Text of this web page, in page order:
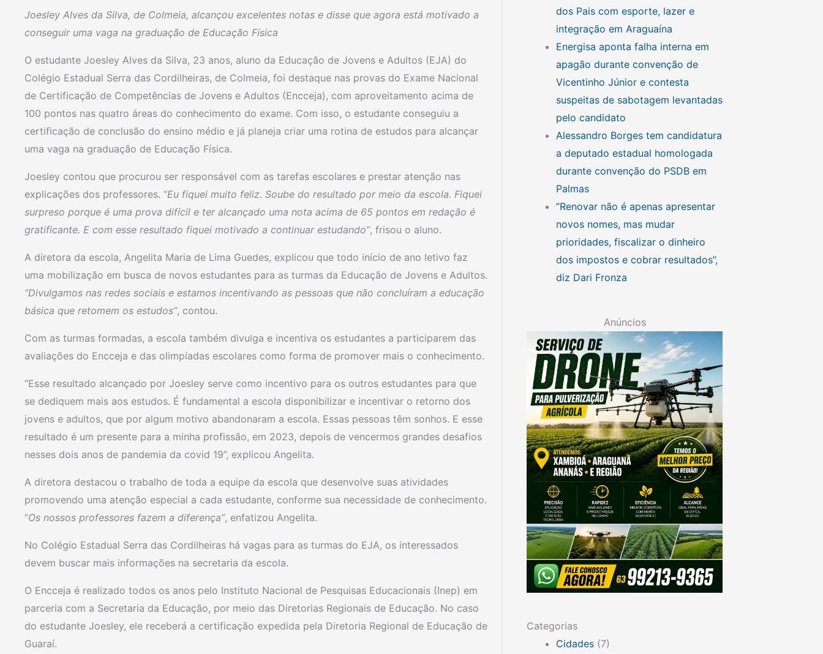
Joesley Alves da Silva, de Colmeia, alcançou excelentes notas e disse que agora está motivado a
conseguir uma vaga na graduação de Educação Física
O estudante Joesley Alves da Silva, 23 anos, aluno da Educação de Jovens e Adultos (EJA) do
Colégio Estadual Serra das Cordilheiras, de Colmeia, foi destaque nas provas do Exame Nacional
de Certificação de Competências de Jovens e Adultos (Encceja), com aproveitamento acima de
100 pontos nas quatro áreas do conhecimento do exame. Com isso, o estudante conseguiu a
certificação de conclusão do ensino médio e já planeja criar uma rotina de estudos para alcançar
uma vaga na graduação de Educação Física.
Joesley contou que procurou ser responsável com as tarefas escolares e prestar atenção nas
explicações dos professores. “Eu fiquei muito feliz. Soube do resultado por meio da escola. Fiquei
surpreso porque é uma prova difícil e ter alcançado uma nota acima de 65 pontos em redação é
gratificante. E com esse resultado fiquei motivado a continuar estudando”, frisou o aluno.
A diretora da escola, Angelita Maria de Lima Guedes, explicou que todo início de ano letivo faz
uma mobilização em busca de novos estudantes para as turmas da Educação de Jovens e Adultos.
“Divulgamos nas redes sociais e estamos incentivando as pessoas que não concluíram a educação
básica que retomem os estudos”, contou.
Com as turmas formadas, a escola também divulga e incentiva os estudantes a participarem das
avaliações do Encceja e das olimpíadas escolares como forma de promover mais o conhecimento.
“Esse resultado alcançado por Joesley serve como incentivo para os outros estudantes para que
se dediquem mais aos estudos. É fundamental a escola disponibilizar e incentivar o retorno dos
jovens e adultos, que por algum motivo abandonaram a escola. Essas pessoas têm sonhos. E esse
resultado é um presente para a minha profissão, em 2023, depois de vencermos grandes desafios
nesses dois anos de pandemia da covid 19”, explicou Angelita.
A diretora destacou o trabalho de toda a equipe da escola que desenvolve suas atividades
promovendo uma atenção especial a cada estudante, conforme sua necessidade de conhecimento.
“Os nossos professores fazem a diferença”, enfatizou Angelita.
No Colégio Estadual Serra das Cordilheiras há vagas para as turmas do EJA, os interessados
devem buscar mais informações na secretaria da escola.
O Encceja é realizado todos os anos pelo Instituto Nacional de Pesquisas Educacionais (Inep) em
parceria com a Secretaria da Educação, por meio das Diretorias Regionais de Educação. No caso
do estudante Joesley, ele receberá a certificação expedida pela Diretoria Regional de Educação de
Guaraí.
dos Pais com esporte, lazer e
integração em Araguaína
Energisa aponta falha interna em
apagão durante convenção de
Vicentinho Júnior e contesta
suspeitas de sabotagem levantadas
pelo candidato
Alessandro Borges tem candidatura
a deputado estadual homologada
durante convenção do PSDB em
Palmas
“Renovar não é apenas apresentar
novos nomes, mas mudar
prioridades, fiscalizar o dinheiro
dos impostos e cobrar resultados”,
diz Dari Fronza
Anúncios
Categorias
Cidades (7)